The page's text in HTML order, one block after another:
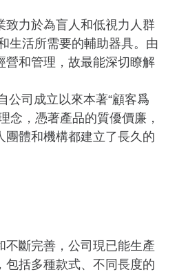
致力於為盲人和低視力人群
生活所需要的輔助器具。由
營和管理，故最能深切瞭解
公司成立以來本著“顧客爲
念，憑著產品的質優價廉，
團體和機構都建立了長久的
不斷完善，公司現已能生產
包括多種款式、不同長度的